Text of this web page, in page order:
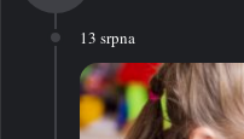
13 srpna